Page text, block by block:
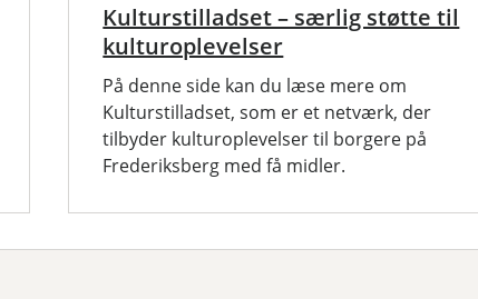
Kulturstilladset – særlig støtte til
kulturoplevelser
På denne side kan du læse mere om
Kulturstilladset, som er et netværk, der
tilbyder kulturoplevelser til borgere på
Frederiksberg med få midler.